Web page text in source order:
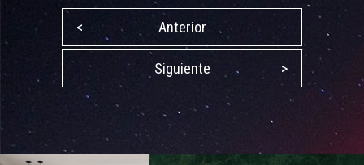
< Anterior
Siguiente >